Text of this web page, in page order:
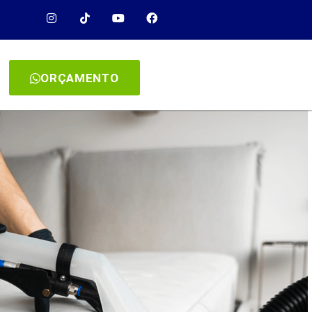
ORÇAMENTO